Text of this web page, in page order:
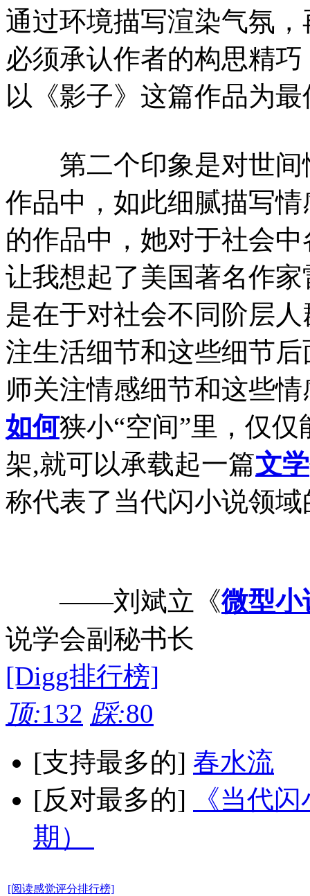
通过环境描写渲染气氛
必须承认作者的构思精
以《影子》这篇作品为最
第二个印象是对世间
作品中，如此细腻描写
的作品中，她对于社会
让我想起了美国著名作
是在于对社会不同阶层
注生活细节和这些细节
师关注情感细节和这些
如何狭小“空间”里，仅
架,就可以承载起一篇文学
称代表了当代闪小说领
——刘斌立《微型小
说学会副秘书长
[Digg排行榜]
顶:132 踩:80
[支持最多的] 春水流
[反对最多的]
《当代
期）
[阅读感觉评分排行榜]